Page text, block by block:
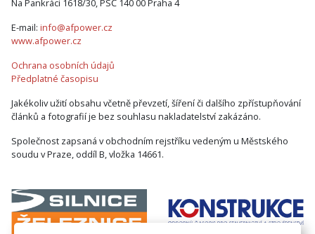
Na Pankráci 1618/30, PSČ 140 00 Praha 4
E-mail: info@afpower.cz
www.afpower.cz
Ochrana osobních údajů
Předplatné časopisu
Jakékoliv užití obsahu včetně převzetí, šíření či dalšího zpřístupňování
článků a fotografií je bez souhlasu nakladatelství zakázáno.
Společnost zapsaná v obchodním rejstříku vedeným u Městského
soudu v Praze, oddíl B, vložka 14661.